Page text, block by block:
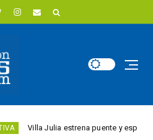
Villa Julia estrena puente y espacios